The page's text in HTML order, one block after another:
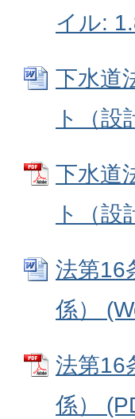
イル:
下水道
ト（
下水道
ト（
法第16
係）
法第16
係）